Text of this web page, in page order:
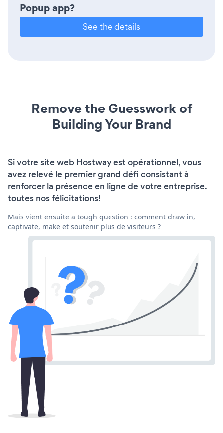
Popup app?
See the details
Remove the Guesswork of
Building Your Brand
Si votre site web Hostway est opérationnel, vous
avez relevé le premier grand défi consistant à
renforcer la présence en ligne de votre entreprise.
toutes nos félicitations!
Mais vient ensuite a tough question : comment draw in,
captivate, make et soutenir plus de visiteurs ?